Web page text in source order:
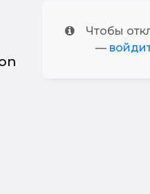
Чтобы
—